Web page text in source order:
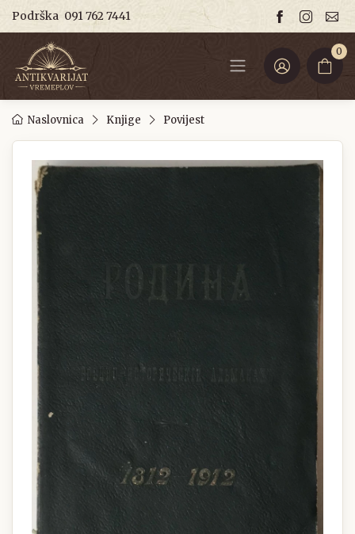
Podrška 091 762 7441
0
Naslovnica Knjige Povijest